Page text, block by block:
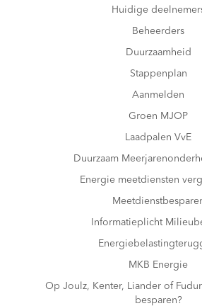
Huidige
Beheerders
Duurzaamheid
Stappenplan
Aanmelden
Groen MJOP
Laadpalen VvE
Duurzaam
Energie meetdiensten
Informatieplicht
MKB Energie
Op Joulz, Kenter, Liander of
besparen?